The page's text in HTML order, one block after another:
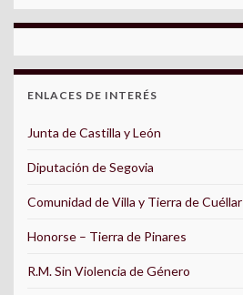
ENLACES DE INTERÉS
Junta de Castilla y León
Diputación de Segovia
Comunidad de Villa y Tierra de Cuéllar
Honorse – Tierra de Pinares
R.M. Sin Violencia de Género